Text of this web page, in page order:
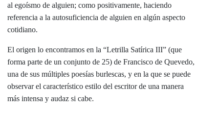
al egoísmo de alguien; como positivamente, haciendo
referencia a la autosuficiencia de alguien en algún aspecto
cotidiano.
El origen lo encontramos en la “Letrilla Satírica III” (que
forma parte de un conjunto de 25) de Francisco de Quevedo,
una de sus múltiples poesías burlescas, y en la que se puede
observar el característico estilo del escritor de una manera
más intensa y audaz si cabe.